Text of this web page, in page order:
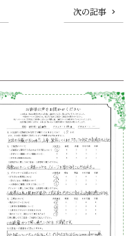
次の記事